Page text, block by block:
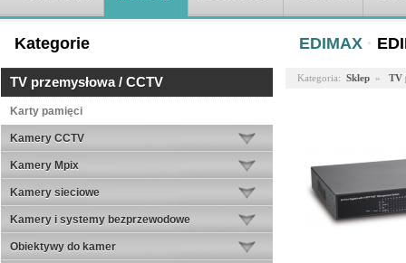
Kategorie
TV przemysłowa / CCTV
Karty pamięci
Kamery CCTV
Kamery Mpix
Kamery sieciowe
Kamery i systemy bezprzewodowe
Obiektywy do kamer
EDIMAX ·
Kategoria: Sklep » TV